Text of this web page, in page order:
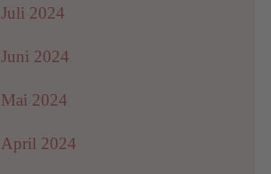
Juli 2024
Juni 2024
Mai 2024
April 2024